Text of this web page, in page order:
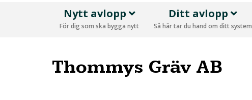
Nytt avlopp
För dig som ska bygga nytt
Ditt avlopp
Så här tar du hand om ditt system
Thommys Gräv AB